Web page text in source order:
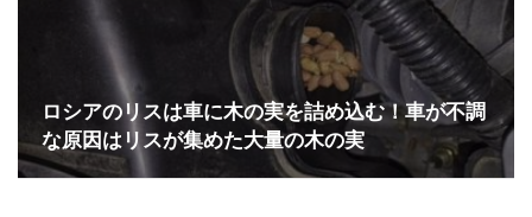
ロシアのリスは車に木の実を詰め込む！車が不調
な原因はリスが集めた大量の木の実